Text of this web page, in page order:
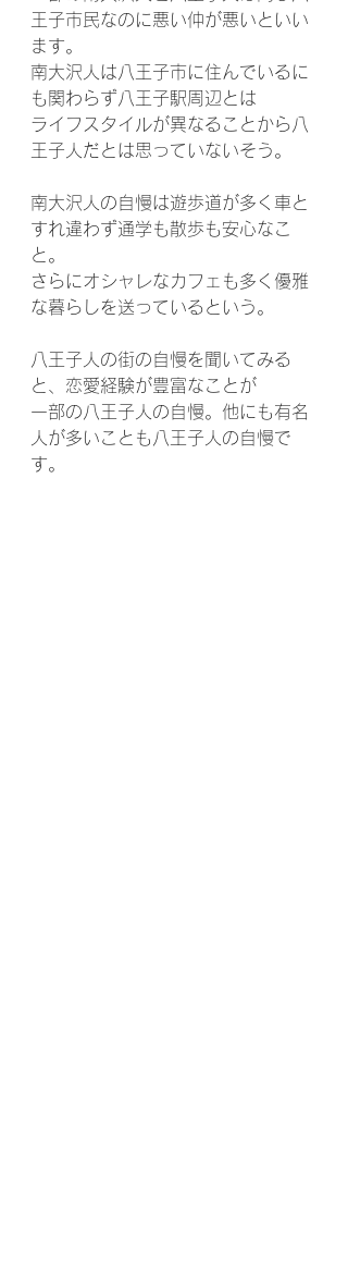
王子市民なのに悪い仲が悪いといい
ます。
南大沢人は八王子市に住んでいるに
も関わらず八王子駅周辺とは
ライフスタイルが異なることから八
王子人だとは思っていないそう。
南大沢人の自慢は遊歩道が多く車と
すれ違わず通学も散歩も安心なこ
と。
さらにオシャレなカフェも多く優雅
な暮らしを送っているという。
八王子人の街の自慢を聞いてみる
と、恋愛経験が豊富なことが
一部の八王子人の自慢。他にも有名
人が多いことも八王子人の自慢で
す。